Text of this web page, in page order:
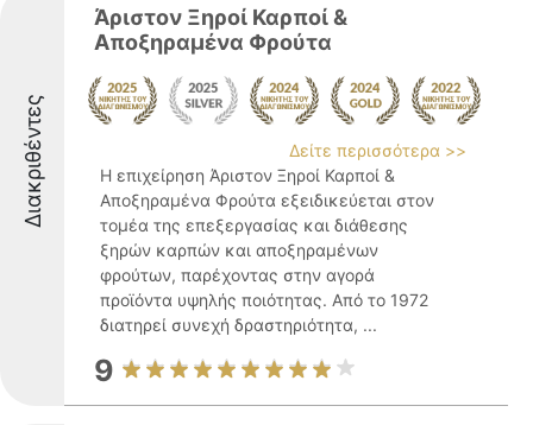
Διακριθέντες
Άριστον Ξηροί Καρποί &
Αποξηραμένα Φρούτα
Δείτε περισσότερα >>
Η επιχείρηση Άριστον Ξηροί Καρποί &
Αποξηραμένα Φρούτα εξειδικεύεται στον
τομέα της επεξεργασίας και διάθεσης
ξηρών καρπών και αποξηραμένων
φρούτων, παρέχοντας στην αγορά
προϊόντα υψηλής ποιότητας. Από το 1972
διατηρεί συνεχή δραστηριότητα, ...
9